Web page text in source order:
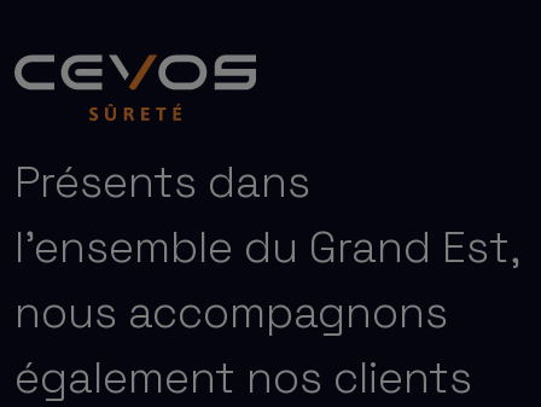
Présents dans
l’ensemble du Grand Est,
nous accompagnons
également nos clients